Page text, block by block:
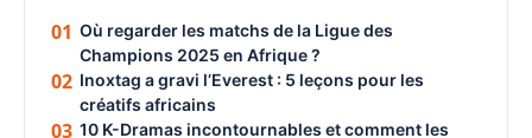
01 Où regarder les matchs de la Ligue des
Champions 2025 en Afrique ?
02 Inoxtag a gravi l’Everest : 5 leçons pour les
créatifs africains
03 10 K-Dramas incontournables et comment les